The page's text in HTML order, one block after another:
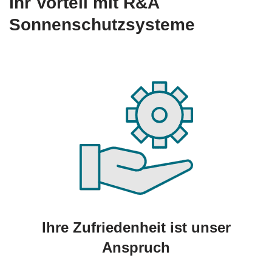
Sonnenschutzsysteme
Ihre Zufriedenheit ist unser
Anspruch